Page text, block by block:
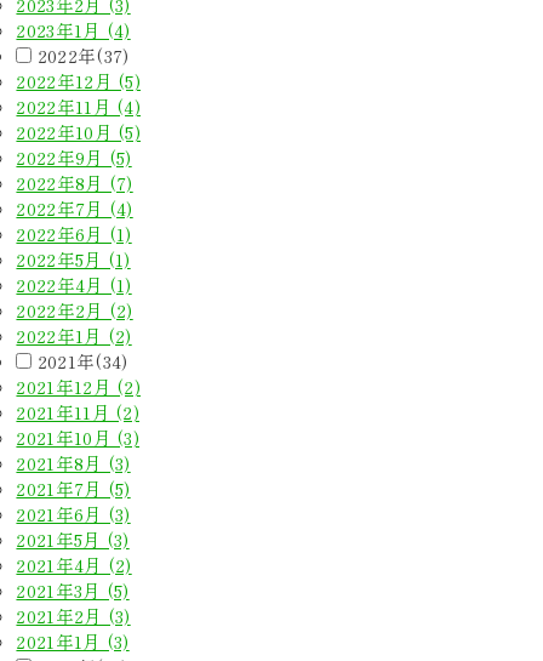
2023年1月 (4)
2022年(37)
2022年12月 (5)
2022年11月 (4)
2022年10月 (5)
2022年9月 (5)
2022年8月 (7)
2022年7月 (4)
2022年6月 (1)
2022年5月 (1)
2022年4月 (1)
2022年2月 (2)
2022年1月 (2)
2021年(34)
2021年12月 (2)
2021年11月 (2)
2021年10月 (3)
2021年8月 (3)
2021年7月 (5)
2021年6月 (3)
2021年5月 (3)
2021年4月 (2)
2021年3月 (5)
2021年2月 (3)
2021年1月 (3)